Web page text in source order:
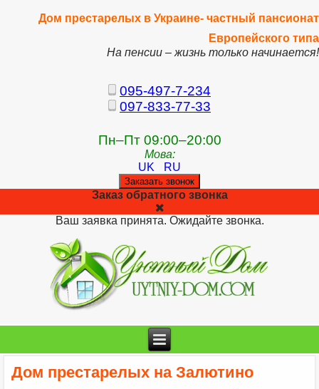
Дом престарелых в Украине- частный пансионат
Европейского типа
На пенсии – жизнь только начинается!
095-497-7-234
097-833-77-33
Пн–Пт 09:00–20:00
Мова:
UK
RU
Заказать звонок
Заказ обратного звонка
Ваш заявка принята. Ожидайте звонка.
Дом престарелых на Залютино